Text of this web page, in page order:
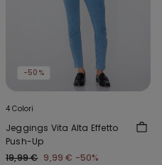
-50%
4 Colori
Jeggings Vita Alta Effetto
Push-Up
19,99 € 9,99 € -50%